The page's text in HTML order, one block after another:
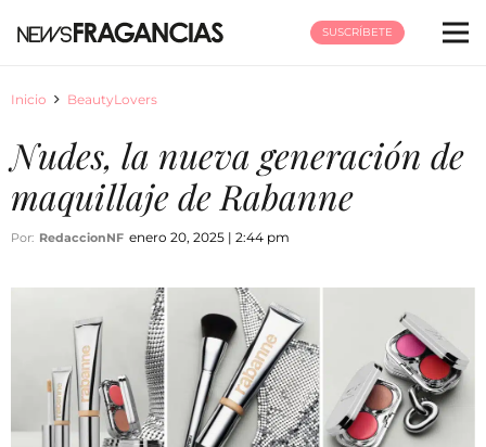
SUSCRÍBETE
Inicio BeautyLovers
Nudes, la nueva generación de
maquillaje de Rabanne
Por: RedaccionNF enero 20, 2025 | 2:44 pm